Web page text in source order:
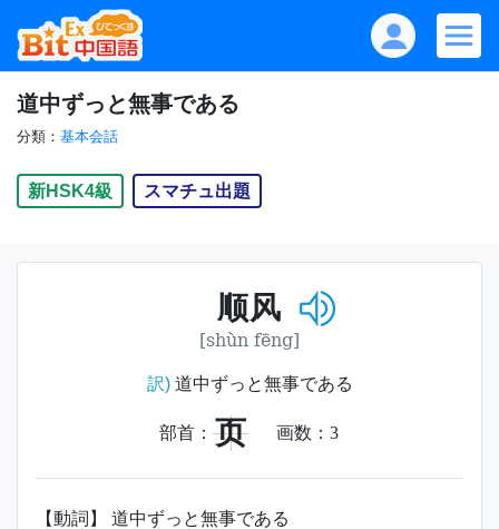
道中ずっと無事である
分類： 基本会話
新HSK4級 スマチュ出題
顺风
[shùn fēng]
訳)道中ずっと無事である
部首： 页 画数： 3
【動詞】 道中ずっと無事である